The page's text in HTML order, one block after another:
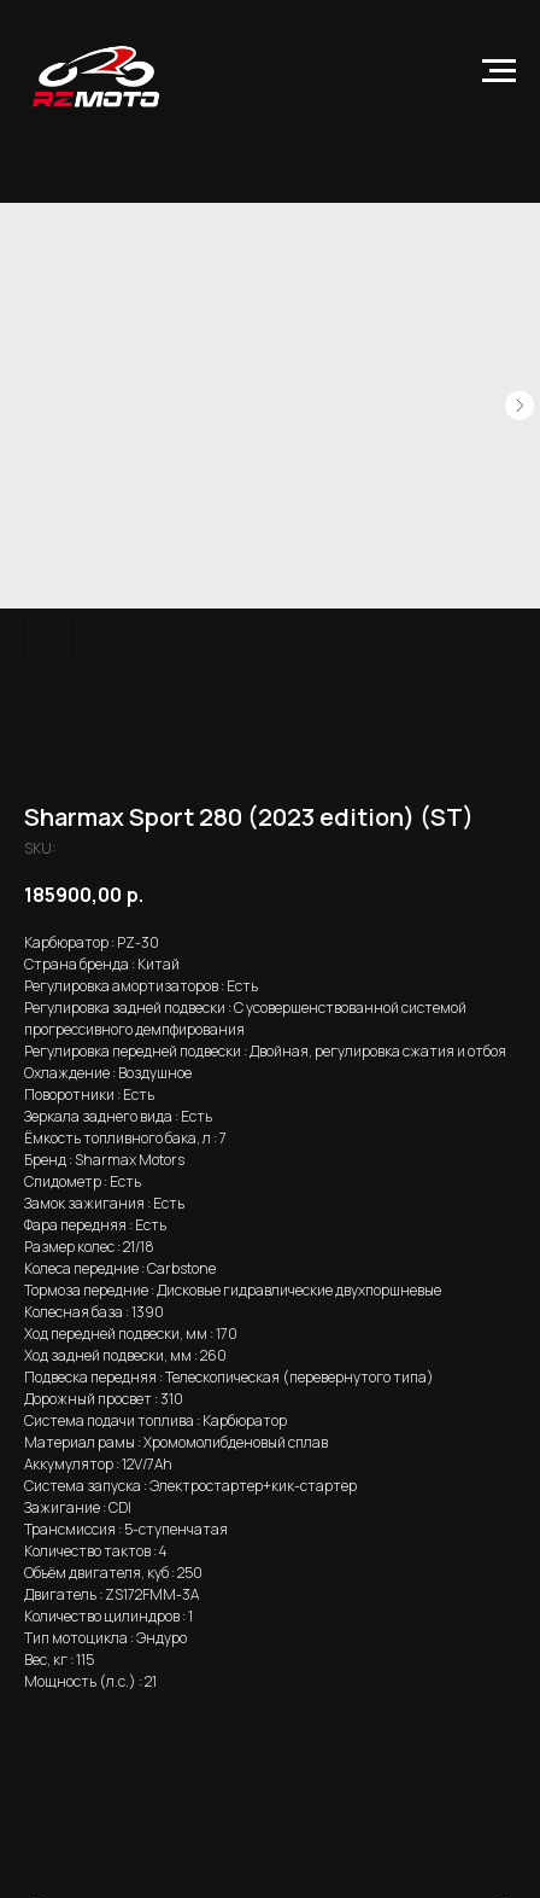
Sharmax Sport 280 (2023 edition) (ST)
SKU:
185900,00 р.
Карбюратор : PZ-30
Страна бренда : Китай
Регулировка амортизаторов : Есть
Регулировка задней подвески : С усовершенствованной системой
прогрессивного демпфирования
Регулировка передней подвески : Двойная, регулировка сжатия и отбоя
Охлаждение : Воздушное
Поворотники : Есть
Зеркала заднего вида : Есть
Ёмкость топливного бака, л : 7
Бренд : Sharmax Motors
Спидометр : Есть
Замок зажигания : Есть
Фара передняя : Есть
Размер колес : 21/18
Колеса передние : Carbstone
Тормоза передние : Дисковые гидравлические двухпоршневые
Колесная база : 1390
Ход передней подвески, мм : 170
Ход задней подвески, мм : 260
Подвеска передняя : Телескопическая (перевернутого типа)
Дорожный просвет : 310
Система подачи топлива : Карбюратор
Материал рамы : Хромомолибденовый сплав
Аккумулятор : 12V/7Аh
Система запуска : Электростартер+кик-стартер
Зажигание : CDI
Трансмиссия : 5-ступенчатая
Количество тактов : 4
Объём двигателя, куб : 250
Двигатель : ZS172FMM-3A
Количество цилиндров : 1
Тип мотоцикла : Эндуро
Вес, кг : 115
Мощность (л.с.) : 21